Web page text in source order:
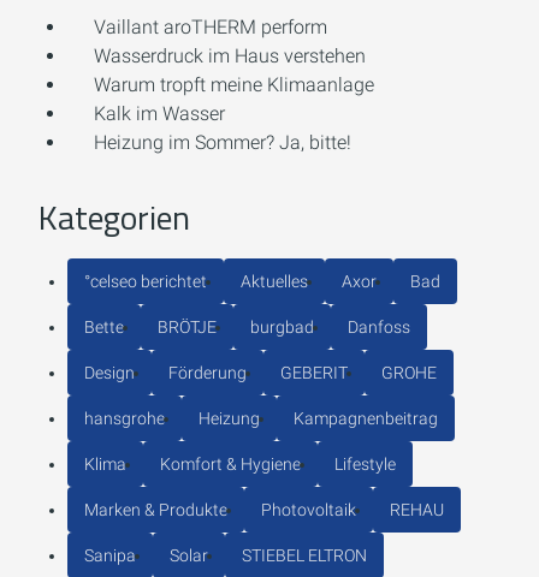
Vaillant aroTHERM perform
Wasserdruck im Haus verstehen
Warum tropft meine Klimaanlage
Kalk im Wasser
Heizung im Sommer? Ja, bitte!
Kategorien
°celseo berichtet Aktuelles Axor Bad
Bette BRÖTJE burgbad Danfoss
Design Förderung GEBERIT GROHE
hansgrohe Heizung Kampagnenbeitrag
Klima Komfort & Hygiene Lifestyle
Marken & Produkte Photovoltaik REHAU
Sanipa Solar STIEBEL ELTRON